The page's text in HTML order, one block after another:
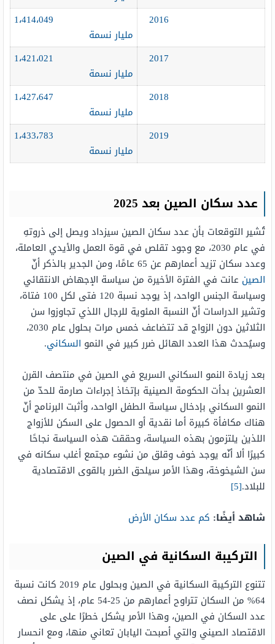
1،414،049
مليار نسمة
1،421،021
مليار نسمة
1،427،647
مليار نسمة
1،433،783
مليار نسمة
عدد سكان الصين بعد 2025
تُشير التوقعات بأن عدد سكان الصين سيزداد ويصل إلى ذروتهِ
في عام 2030، مع وجود تقلص في قوة العمل والأيدي العاملة،
وعدد سكان تزيد أعمارهم عن 65 عامًا، ومن الجدير بالذكر أنّ
الصين عانت في الفترة الأخيرة من سياسة الإجهاض الانتقائي
وسياسة الجنس الواحد، إذ يوجد نسبة 120 فتى لكل 100 فتاة،
وتشير الدراسات أنّ النسبة المئوية للرجال اللذي تجاوزوا سن
الثلاثين دون الزواج قد تتضاعف خمس مرات بحلول عام 2030،
وسيُحدث هذا العدد الهائل ضرر كبير في النمو السكاني.
بعد زيادة النمو السكاني السريع في الصين في منتصف القرن
العشرين بدأت الحكومة الصينية بإتخاذ إجراءات صارمة للحدّ من
النمو السكاني بإدخال سياسة الطفل الواحد، وأثبت البرنامج أنّ
هناك مكافأة كبيرة أما نقدية أو الحصول على السكن للأزواج
اللذين يلتزمون بهذه السياسة، وحققت هذه السياسة نجاحًا
كبيرًا ألا أنّه يوجد خوف وقلق من نشوء مجتمع أغلب سكانه في
سن الشيخوخة، وهذا الأمر سيلحق الضرر بالقوى الاقتصادية
للبلاد.[5]
شاهد أيضًا: كم عدد سكان الأرض
التركيبة السكانية في الصين
تتنوع التركيبة السكانية في الصين وبحلول عام 2019 كانت نسبة
64% من السكان تتراوح أعمارهم من 25-54 عام، إذ يشكل نصف
عدد السكان في الصين، وهذا الأمر يشكل خطرًا على على
الاقتصاد الصيني والتي أصبحت اليابان تعاني منها، ومع انحسار